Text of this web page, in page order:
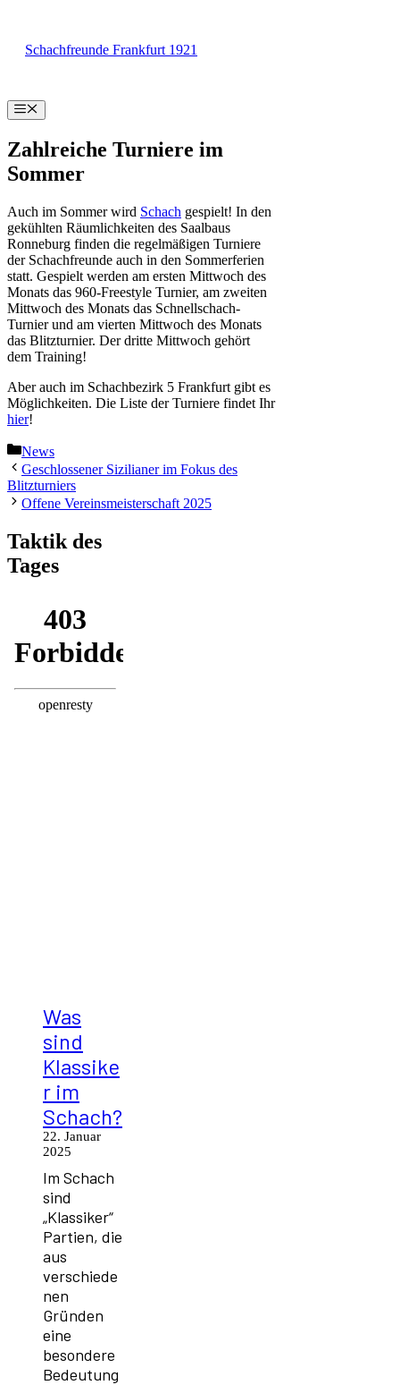
springen
Schachfreunde Frankfurt 1921
Menü
Zahlreiche Turniere im
Sommer
Auch im Sommer wird Schach gespielt! In den
gekühlten Räumlichkeiten des Saalbaus
Ronneburg finden die regelmäßigen Turniere
der Schachfreunde auch in den Sommerferien
statt. Gespielt werden am ersten Mittwoch des
Monats das 960-Freestyle Turnier, am zweiten
Mittwoch des Monats das Schnellschach-
Turnier und am vierten Mittwoch des Monats
das Blitzturnier. Der dritte Mittwoch gehört
dem Training!
Aber auch im Schachbezirk 5 Frankfurt gibt es
Möglichkeiten. Die Liste der Turniere findet Ihr
hier!
Kategorien
News
Geschlossener Sizilianer im Fokus des
Blitzturniers
Offene Vereinsmeisterschaft 2025
Taktik des
Tages
Was
sind
Klassike
r im
Schach?
22. Januar
2025
Im Schach
sind
„Klassiker“
Partien, die
aus
verschiede
nen
Gründen
eine
besondere
Bedeutung